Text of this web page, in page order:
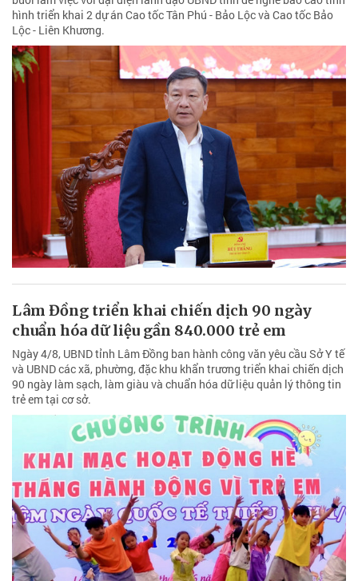
hình triển khai 2 dự án Cao tốc Tân Phú - Bảo Lộc và Cao tốc Bảo
Lộc - Liên Khương.
Lâm Đồng triển khai chiến dịch 90 ngày
chuẩn hóa dữ liệu gần 840.000 trẻ em
Ngày 4/8, UBND tỉnh Lâm Đồng ban hành công văn yêu cầu Sở Y tế
và UBND các xã, phường, đặc khu khẩn trương triển khai chiến dịch
90 ngày làm sạch, làm giàu và chuẩn hóa dữ liệu quản lý thông tin
trẻ em tại cơ sở.